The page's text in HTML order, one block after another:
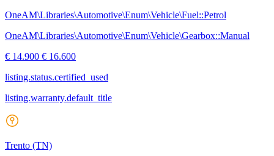
OneAM\Libraries\Automotive\Enum\Vehicle\Fuel::Petrol
OneAM\Libraries\Automotive\Enum\Vehicle\Gearbox::Manual
€ 14.900 € 16.600
listing.status.certified_used
listing.warranty.default_title
Trento (TN)